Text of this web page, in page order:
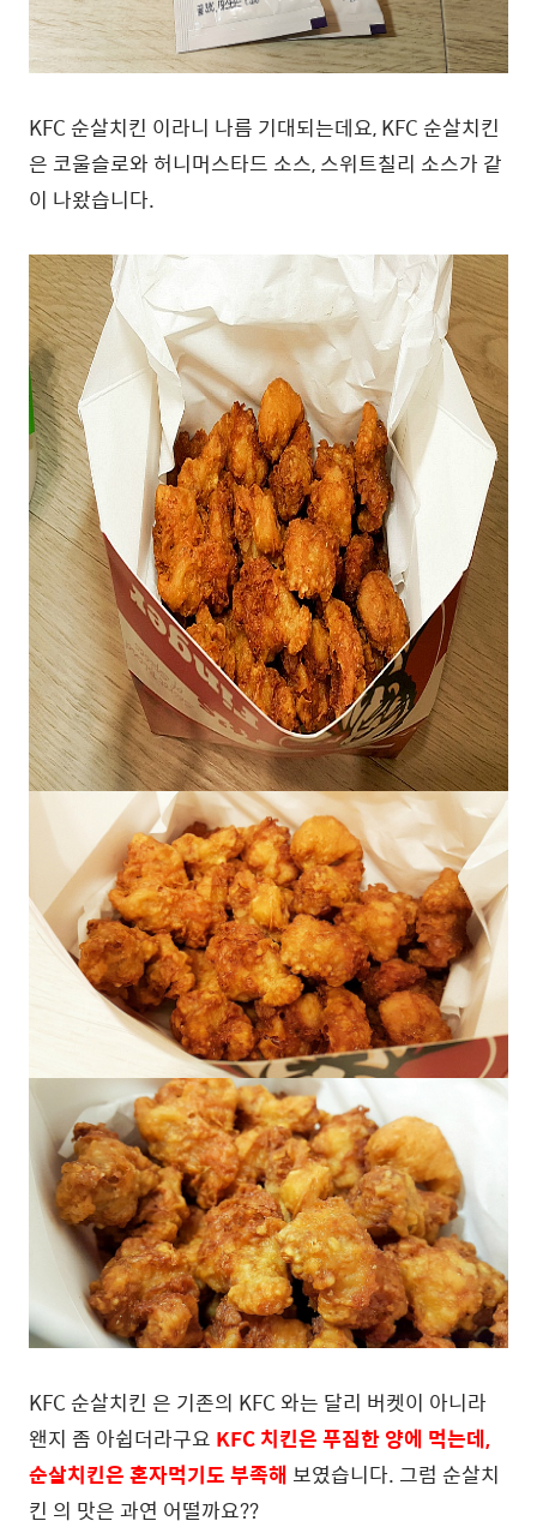
KFC 순살치킨 이라니 나름 기대되는데요, KFC 순살치킨
은 코울슬로와 허니머스타드 소스, 스위트칠리 소스가 같
이 나왔습니다.
KFC 순살치킨 은 기존의 KFC 와는 달리 버켓이 아니라
왠지 좀 아쉽더라구요 KFC 치킨은 푸짐한 양에 먹는데,
순살치킨은 혼자먹기도 부족해 보였습니다. 그럼 순살치
킨 의 맛은 과연 어떨까요??